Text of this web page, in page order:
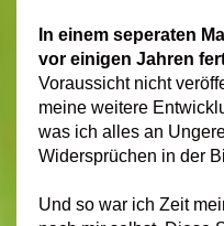
In einem seperaten
vor einigen Jahren
Voraussicht nicht
meine weitere
was ich alles an
Widersprüchen in der
Und so war ich Zeit